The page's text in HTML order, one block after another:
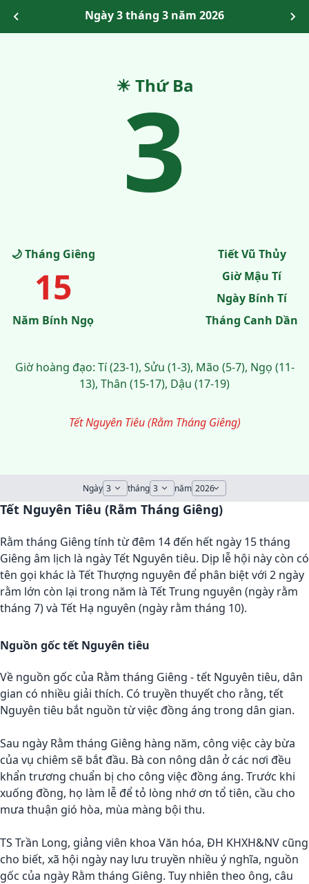
Ngày 3 tháng 3 năm 2026
☀ Thứ Ba
3
🌙 Tháng Giêng
15
Năm Bính Ngọ
Tiết Vũ Thủy
Giờ Mậu Tí
Ngày Bính Tí
Tháng Canh Dần
Giờ hoàng đạo: Tí (23-1), Sửu (1-3), Mão (5-7), Ngọ (11-
13), Thân (15-17), Dậu (17-19)
Tết Nguyên Tiêu (Rằm Tháng Giêng)
Ngày tháng năm
Tết Nguyên Tiêu (Rằm Tháng Giêng)
Rằm tháng Giêng tính từ đêm 14 đến hết ngày 15 tháng
Giêng âm lịch là ngày Tết Nguyên tiêu. Dịp lễ hội này còn có
tên gọi khác là Tết Thượng nguyên để phân biệt với 2 ngày
rằm lớn còn lại trong năm là Tết Trung nguyên (ngày rằm
tháng 7) và Tết Hạ nguyên (ngày rằm tháng 10).
Nguồn gốc tết Nguyên tiêu
Về nguồn gốc của Rằm tháng Giêng - tết Nguyên tiêu, dân
gian có nhiều giải thích. Có truyền thuyết cho rằng, tết
Nguyên tiêu bắt nguồn từ việc đồng áng trong dân gian.
Sau ngày Rằm tháng Giêng hàng năm, công việc cày bừa
của vụ chiêm sẽ bắt đầu. Bà con nông dân ở các nơi đều
khẩn trương chuẩn bị cho công việc đồng áng. Trước khi
xuống đồng, họ làm lễ để tỏ lòng nhớ ơn tổ tiên, cầu cho
mưa thuận gió hòa, mùa màng bội thu.
TS Trần Long, giảng viên khoa Văn hóa, ĐH KHXH&NV cũng
cho biết, xã hội ngày nay lưu truyền nhiều ý nghĩa, nguồn
gốc của ngày Rằm tháng Giêng. Tuy nhiên theo ông, câu